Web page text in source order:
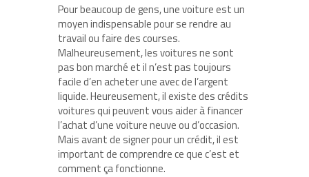
Pour beaucoup de gens, une voiture est un
moyen indispensable pour se rendre au
travail ou faire des courses.
Malheureusement, les voitures ne sont
pas bon marché et il n’est pas toujours
facile d’en acheter une avec de l’argent
liquide. Heureusement, il existe des crédits
voitures qui peuvent vous aider à financer
l’achat d’une voiture neuve ou d’occasion.
Mais avant de signer pour un crédit, il est
important de comprendre ce que c’est et
comment ça fonctionne.